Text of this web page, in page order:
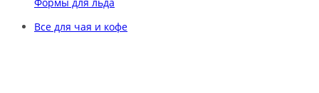
Все для чая и кофе